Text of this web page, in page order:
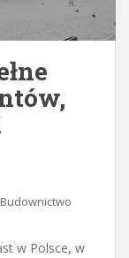
Budownictwo
w Polsce, w